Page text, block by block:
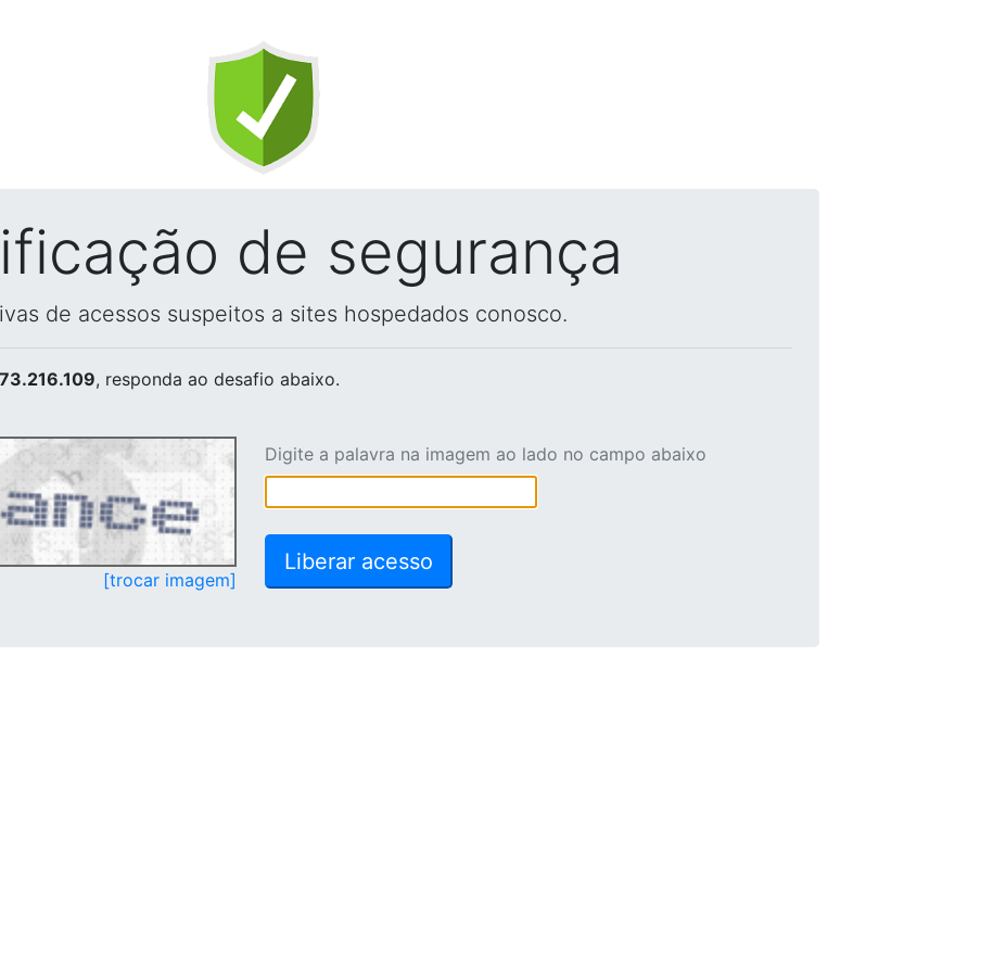
de segurança
de acessos suspeitos a sites hospedados conosco.
, responda ao desafio abaixo.
[trocar imagem]
Digite a palavra na imagem ao lado no campo abaixo